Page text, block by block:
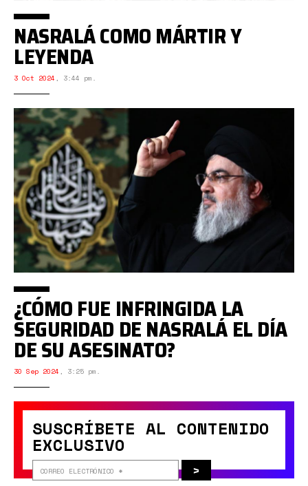
NASRALÁ COMO MÁRTIR Y
LEYENDA
3 Oct 2024 , 3:44 pm.
SUSCRÍBETE AL CONTENIDO
EXCLUSIVO
>
¿CÓMO FUE INFRINGIDA LA
SEGURIDAD DE NASRALÁ EL DÍA
DE SU ASESINATO?
30 Sep 2024 , 3:25 pm.